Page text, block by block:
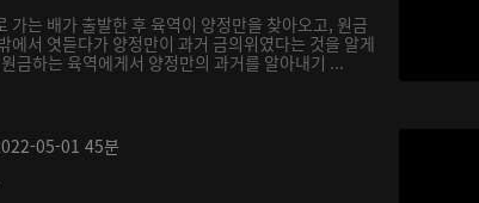
가는 배가 출발한 후 육역이 양정만을 찾아오고, 원금
에서 엿듣다가 양정만이 과거 금의위였다는 것을 알게
금하는 육역에게서 양정만의 과거를 알아내기 ...
05-01 45분